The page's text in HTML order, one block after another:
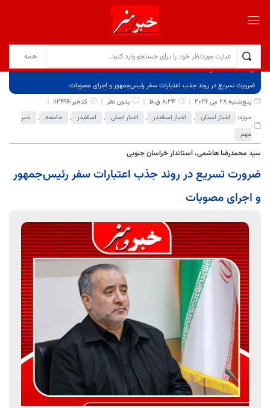
برگ نخست
نوشته‌ها
ضرورت تسریع در روند جذب اعتبارات سفر رئیس‌جمهور و اجرای مصوبات
پنج‌شنبه 28 می 2026
8:34 ق.ظ بدون نظر
کدخبر:112496
حوزه:
اخبار استان , اخبار اسلایدر , اخبار اصلی , اسلایدر , جامعه ,
خبر
مهم
سید محمدرضا هاشمی، استاندار خراسان جنوبی
ضرورت تسریع در روند جذب اعتبارات سفر رئیس‌جمهور
و اجرای مصوبات